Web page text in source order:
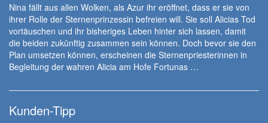
Nina fällt aus allen Wolken, als Azur ihr eröffnet, dass er sie von
ihrer Rolle der Sternenprinzessin befreien will. Sie soll Alicias Tod
vortäuschen und ihr bisheriges Leben hinter sich lassen, damit
die beiden zukünftig zusammen sein können. Doch bevor sie den
Plan umsetzen können, erscheinen die Sternenpriesterinnen in
Begleitung der wahren Alicia am Hofe Fortunas …
Kunden-Tipp